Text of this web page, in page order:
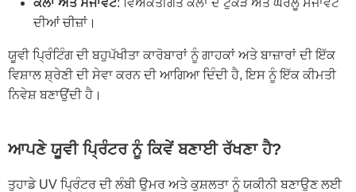
ਦੀਆਂ ਚੀਜ਼ਾਂ।
ਯੂਵੀ ਪ੍ਰਿੰਟਿੰਗ ਦੀ ਬਹੁਪੱਖੀਤਾ ਕਾਰੋਬਾਰਾਂ ਨੂੰ ਗਾਹਕਾਂ ਅਤੇ ਬਾਜ਼ਾਰਾਂ ਦੀ ਇੱਕ
ਵਿਸ਼ਾਲ ਸ਼੍ਰੇਣੀ ਦੀ ਸੇਵਾ ਕਰਨ ਦੀ ਆਗਿਆ ਦਿੰਦੀ ਹੈ, ਇਸ ਨੂੰ ਇੱਕ ਕੀਮਤੀ
ਨਿਵੇਸ਼ ਬਣਾਉਂਦੀ ਹੈ।
ਆਪਣੇ ਯੂਵੀ ਪ੍ਰਿੰਟਰ ਨੂੰ ਕਿਵੇਂ ਬਣਾਈ ਰੱਖਣਾ ਹੈ?
ਤੁਹਾਡੇ UV ਪ੍ਰਿੰਟਰ ਦੀ ਲੰਬੀ ਉਮਰ ਅਤੇ ਕੁਸ਼ਲਤਾ ਨੂੰ ਯਕੀਨੀ ਬਣਾਉਣ ਲਈ